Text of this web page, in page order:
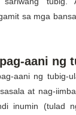
sa mga
aani ng
aani ng tubig-
at nag-
inumin (tulad